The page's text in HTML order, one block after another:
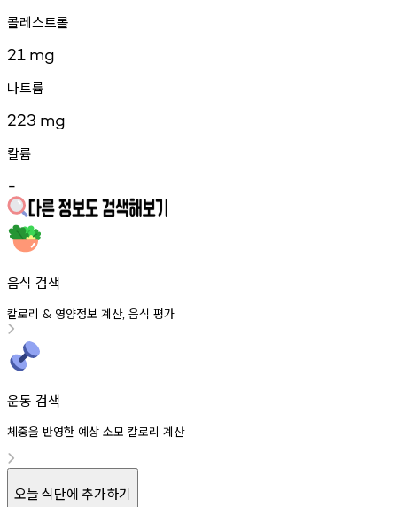
콜레스트롤
21 mg
나트륨
223 mg
칼륨
-
음식 검색
칼로리 & 영양정보 계산, 음식 평가
운동 검색
체중을 반영한 예상 소모 칼로리 계산
오늘 식단에 추가하기